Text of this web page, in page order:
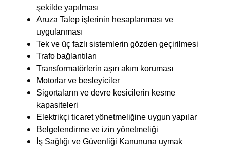
şekilde yapılması
Aruza Talep işlerinin hesaplanması ve
uygulanması
Tek ve üç fazlı sistemlerin gözden geçirilmesi
Trafo bağlantıları
Transformatörlerin aşırı akım koruması
Motorlar ve besleyiciler
Sigortaların ve devre kesicilerin kesme
kapasiteleri
Elektrikçi ticaret yönetmeliğine uygun yapılar
Belgelendirme ve izin yönetmeliği
İş Sağlığı ve Güvenliği Kanununa uymak